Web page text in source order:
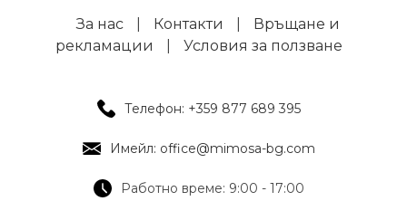
За нас Контакти
Връщане и
рекламации
Условия за ползване
Телефон: +359 877 689 395
Имейл: office@mimosa-bg.com
Работно време: 9:00 - 17:00